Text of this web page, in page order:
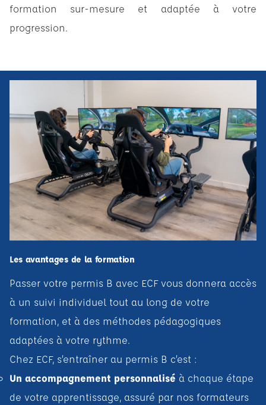
formation sur-mesure et adaptée à votre
progression.
Les avantages de la formation
Passer votre permis B avec ECF vous donnera accès
à un suivi individuel tout au long de votre
formation, et à des méthodes pédagogiques
adaptées à votre rythme.
Chez ECF, s’entraîner au permis B c’est :
Un accompagnement personnalisé à chaque étape
de votre apprentissage, assuré par nos formateurs